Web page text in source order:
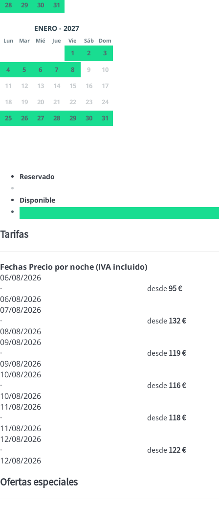
28
29 30 31
ENERO - 2027
Lun Mar Mié Jue Vie Sáb Dom
1 2
3
4
5 6 7 8 9
10
11
12 13 14 15 16
17
18
19 20 21 22 23
24
25
26 27 28 29 30 31
Reservado
Disponible
Tarifas
Fechas Precio por noche (IVA incluido)
06/08/2026
·
06/08/2026
desde95 €
07/08/2026
·
08/08/2026
desde 132 €
09/08/2026
·
09/08/2026
desde 119 €
10/08/2026
·
10/08/2026
desde 116 €
11/08/2026
·
11/08/2026
desde 118 €
12/08/2026
·
12/08/2026
desde 122 €
Ofertas especiales